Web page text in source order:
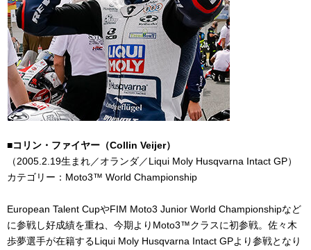
■コリン・ファイヤー（Collin Veijer）
（2005.2.19生まれ／オランダ／Liqui Moly Husqvarna Intact GP）
カテゴリー： Moto3™ World Championship
European Talent CupやFIM Moto3 Junior World Championshipなど
に参戦し好成績を重ね、今期より Moto3™クラスに初参戦。佐々木
歩夢選手が在籍するLiqui Moly Husqvarna Intact GPより参戦となり